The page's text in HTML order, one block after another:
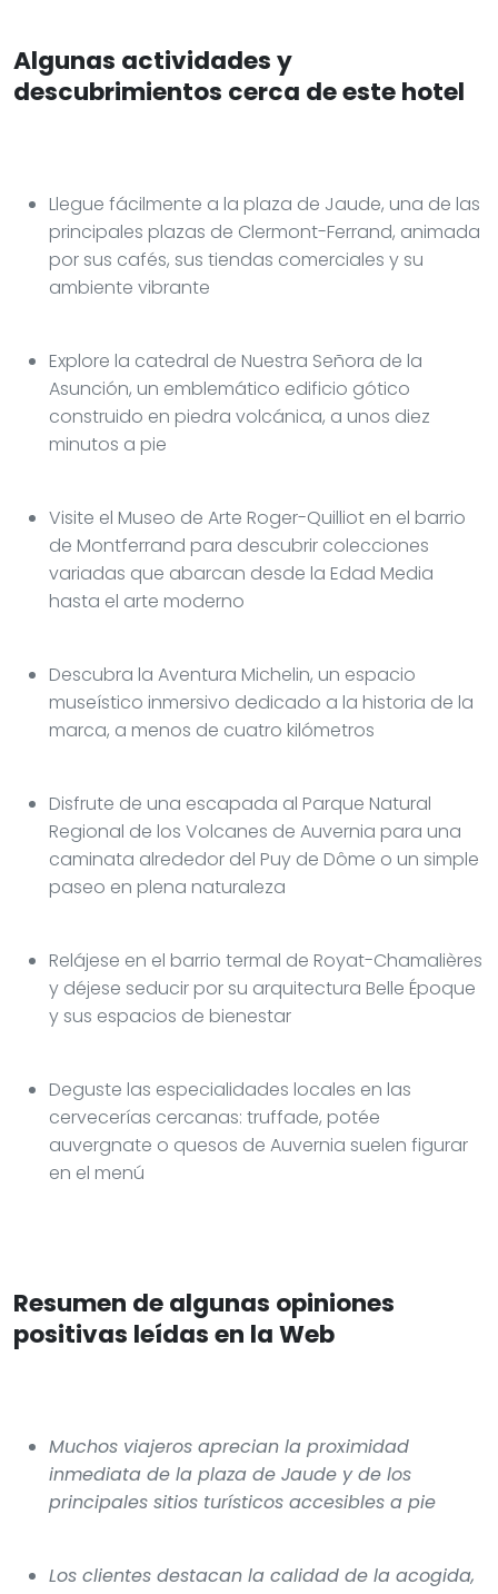
Algunas actividades y
descubrimientos cerca de este hotel
Llegue fácilmente a la plaza de Jaude, una de las
principales plazas de Clermont-Ferrand, animada
por sus cafés, sus tiendas comerciales y su
ambiente vibrante
Explore la catedral de Nuestra Señora de la
Asunción, un emblemático edificio gótico
construido en piedra volcánica, a unos diez
minutos a pie
Visite el Museo de Arte Roger-Quilliot en el barrio
de Montferrand para descubrir colecciones
variadas que abarcan desde la Edad Media
hasta el arte moderno
Descubra la Aventura Michelin, un espacio
museístico inmersivo dedicado a la historia de la
marca, a menos de cuatro kilómetros
Disfrute de una escapada al Parque Natural
Regional de los Volcanes de Auvernia para una
caminata alrededor del Puy de Dôme o un simple
paseo en plena naturaleza
Relájese en el barrio termal de Royat-Chamalières
y déjese seducir por su arquitectura Belle Époque
y sus espacios de bienestar
Deguste las especialidades locales en las
cervecerías cercanas: truffade, potée
auvergnate o quesos de Auvernia suelen figurar
en el menú
Resumen de algunas opiniones
positivas leídas en la Web
Muchos viajeros aprecian la proximidad
inmediata de la plaza de Jaude y de los
principales sitios turísticos accesibles a pie
Los clientes destacan la calidad de la acogida,